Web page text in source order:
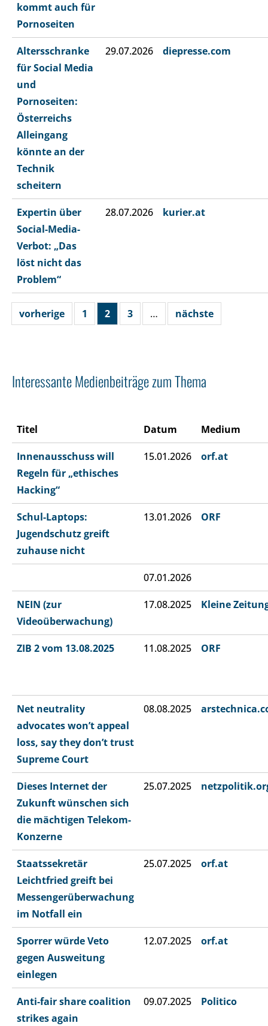
kommt auch für
Pornoseiten
Altersschranke
für Social Media
und
Pornoseiten:
Österreichs
Alleingang
könnte an der
Technik
scheitern
29.07.2026 diepresse.com
Expertin über
Social-Media-
Verbot: „Das
löst nicht das
Problem“
28.07.2026 kurier.at
vorherige 1 2 3 … nächste
Interessante Medienbeiträge zum Thema
Titel Datum Medium
Innenausschuss will
Regeln für „ethisches
Hacking“
15.01.2026 orf.at
Schul-Laptops:
Jugendschutz greift
zuhause nicht
13.01.2026 ORF
07.01.2026
NEIN (zur
Videoüberwachung)
17.08.2025 Kleine
ZIB 2 vom 13.08.2025 11.08.2025 ORF
Net neutrality
advocates won’t appeal
loss, say they don’t trust
Supreme Court
08.08.2025
Dieses Internet der
Zukunft wünschen sich
die mächtigen Telekom-
Konzerne
25.07.2025
Staatssekretär
Leichtfried greift bei
Messengerüberwachung
im Notfall ein
25.07.2025 orf.at
Sporrer würde Veto
gegen Ausweitung
einlegen
12.07.2025 orf.at
Anti-fair share coalition
strikes again
09.07.2025 Politico